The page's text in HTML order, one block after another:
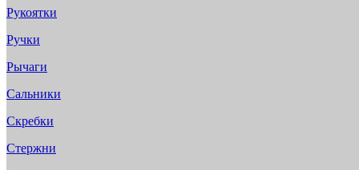
Рукоятки
Ручки
Рычаги
Сальники
Скребки
Стержни